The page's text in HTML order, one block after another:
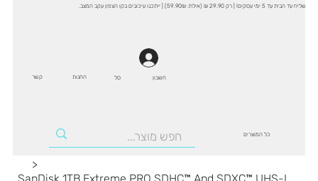
שליח עד הבית עד 5 ימי עסקים! | רק 29.90 ₪ (אילת: 59.90₪) | ייתכנו עיכובים בקו הצפון עקב המצב.
חשבון סל קשר החנות
כל המוצרים
>
SanDisk 1TB Extreme PRO SDHC™ And SDXC™ UHS-I Card